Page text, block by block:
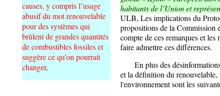
causes, y compris l’usage
abusif du mot renouvelable
pour des systèmes qui
brûlent de grandes quantités
de combustibles fossiles et
suggère ce qu’on pourrait
changer,
habitants de l’Union et
ULB, Les implications du
propositions de la Commission
compte de ces remarques et les
faire admettre ces différences.
En plus des désinformations
et la définition du renouvelable,
l'environnement sont les